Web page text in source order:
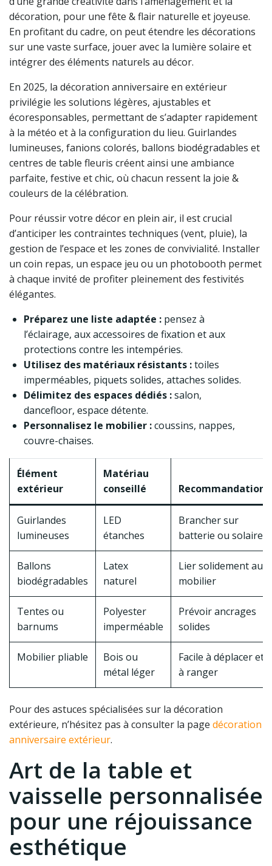
décoration, pour une fête & flair naturelle et joyeuse.
En profitant du cadre, on peut étendre les décorations
sur une vaste surface, jouer avec la lumière solaire et
intégrer des éléments naturels au décor.
En 2025, la décoration anniversaire en extérieur
privilégie les solutions légères, ajustables et
écoresponsables, permettant de s’adapter rapidement
à la météo et à la configuration du lieu. Guirlandes
lumineuses, fanions colorés, ballons biodégradables et
centres de table fleuris créent ainsi une ambiance
parfaite, festive et chic, où chacun ressent la joie &
couleurs de la célébration.
Pour réussir votre décor en plein air, il est crucial
d’anticiper les contraintes techniques (vent, pluie), la
gestion de l’espace et les zones de convivialité. Installer
un coin repas, un espace jeu ou un photobooth permet
à chaque invité de profiter pleinement des festivités
élégantes.
Préparez une liste adaptée : pensez à
l’éclairage, aux accessoires de fixation et aux
protections contre les intempéries.
Utilisez des matériaux résistants :toiles
imperméables, piquets solides, attaches solides.
Délimitez des espaces dédiés :salon,
dancefloor, espace détente.
Personnalisez le mobilier :coussins, nappes,
couvre-chaises.
Élément
extérieur
Matériau
conseillé
Recommandations
Guirlandes
lumineuses
LED
étanches
Brancher sur
batterie ou solaire
Ballons
biodégradables
Latex
naturel
Lier solidement au
mobilier
Tentes ou
barnums
Polyester
imperméable
Prévoir ancrages
solides
Mobilier pliable
Bois ou
métal léger
Facile à déplacer et
à ranger
Pour des astuces spécialisées sur la décoration
extérieure, n’hésitez pas à consulter la page décoration
anniversaire extérieur.
Art de la table et
vaisselle personnalisée
pour une réjouissance
esthétique